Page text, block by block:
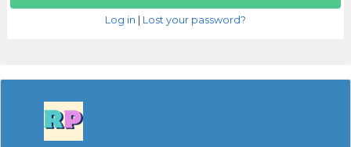
Log in Lost your password?